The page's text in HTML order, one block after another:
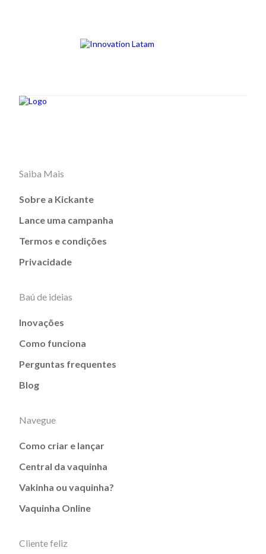
Saiba Mais
Sobre a Kickante
Lance uma campanha
Termos e condições
Privacidade
Baú de ideias
Inovações
Como funciona
Perguntas frequentes
Blog
Navegue
Como criar e lançar
Central da vaquinha
Vakinha ou vaquinha?
Vaquinha Online
Cliente feliz